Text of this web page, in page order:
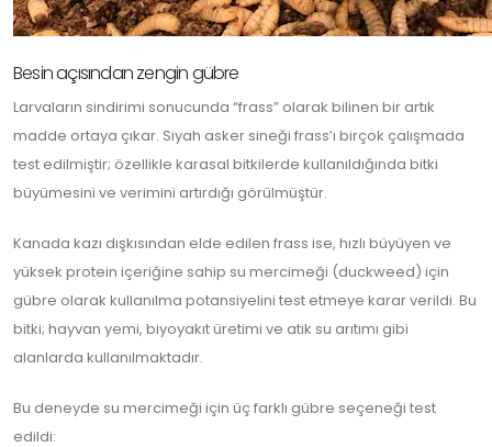
Besin açısından zengin gübre
Larvaların sindirimi sonucunda “frass” olarak bilinen bir artık
madde ortaya çıkar. Siyah asker sineği frass’ı birçok çalışmada
test edilmiştir; özellikle karasal bitkilerde kullanıldığında bitki
büyümesini ve verimini artırdığı görülmüştür.
Kanada kazı dışkısından elde edilen frass ise, hızlı büyüyen ve
yüksek protein içeriğine sahip su mercimeği (duckweed) için
gübre olarak kullanılma potansiyelini test etmeye karar verildi. Bu
bitki; hayvan yemi, biyoyakıt üretimi ve atık su arıtımı gibi
alanlarda kullanılmaktadır.
Bu deneyde su mercimeği için üç farklı gübre seçeneği test
edildi: